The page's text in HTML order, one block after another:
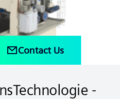
Contact Us
-